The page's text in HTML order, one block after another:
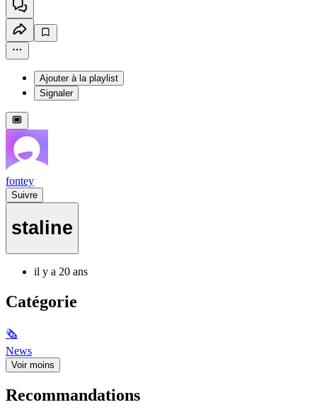
Ajouter à la playlist
Signaler
fontey
Suivre
staline
il y a 20 ans
Catégorie
🗞
News
Voir moins
Recommandations